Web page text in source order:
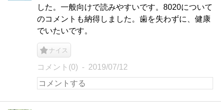
した。一般向けで読みやすいです。8020について
のコメントも納得しました。歯を失わずに、健康
でいたいです。
ナイス
コメント(0) 2019/07/12